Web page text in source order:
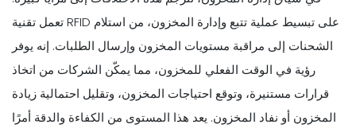
تعمل تقنية RFID على تبسيط عملية تتبع وإدارة المخزون، من استلام
الشحنات إلى مراقبة مستويات المخزون وإرسال الطلبات. إنه يوفر
رؤية في الوقت الفعلي للمخزون، مما يمكّن الشركات من اتخاذ
قرارات مستنيرة، وتوقع احتياجات المخزون، وتقليل احتمالية زيادة
المخزون أو نفاد المخزون. يعد هذا المستوى من الكفاءة والدقة أمرًا